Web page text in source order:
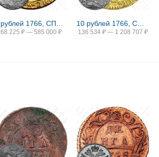
68 225 ₽ — 585 000 ₽ 136 534 ₽ — 1 208 707 ₽